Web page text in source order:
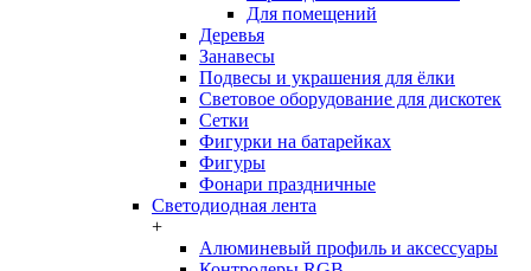
Для помещений
Деревья
Занавесы
Подвесы и украшения для ёлки
Световое оборудование для дискотек
Сетки
Фигурки на батарейках
Фигуры
Фонари праздничные
Светодиодная лента
+
Алюминевый профиль и аксессуары